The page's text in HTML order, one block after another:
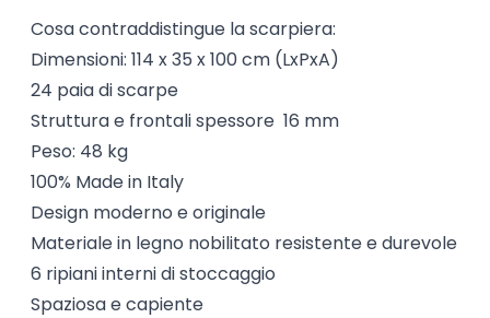
Cosa contraddistingue la scarpiera:
Dimensioni: 114 x 35 x 100 cm (LxPxA)
24 paia di scarpe
Struttura e frontali spessore 16 mm
Peso: 48 kg
100% Made in Italy
Design moderno e originale
Materiale in legno nobilitato resistente e durevole
6 ripiani interni di stoccaggio
Spaziosa e capiente